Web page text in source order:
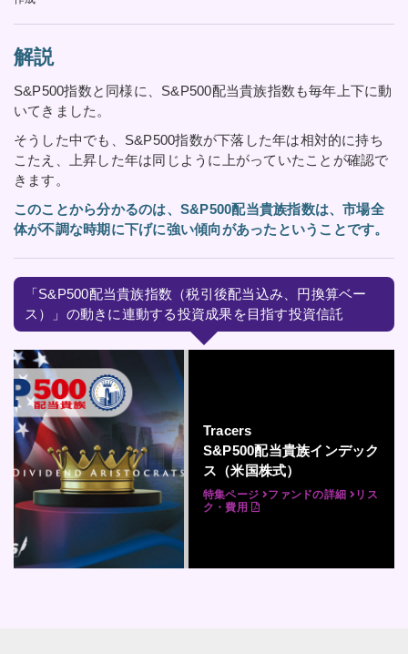
解説
S&P500指数と同様に、S&P500配当貴族指数も毎年上下に動
いてきました。
そうした中でも、S&P500指数が下落した年は相対的に持ち
こたえ、上昇した年は同じように上がっていたことが確認で
きます。
このことから分かるのは、S&P500配当貴族指数は、市場全
体が不調な時期に下げに強い傾向があったということです。
「S&P500配当貴族指数（税引後配当込み、円換算ベー
ス）」の動きに連動する投資成果を目指す投資信託
Tracers
S&P500配当貴族インデック
ス（米国株式）
特集ページ ファンドの詳細
リス
ク・費用